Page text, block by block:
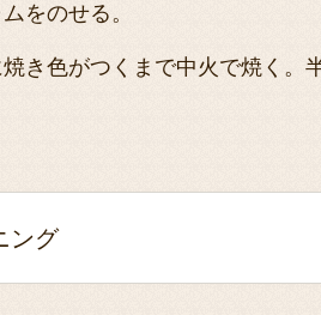
をのせる。
き色がつくまで中火で焼く。
ング